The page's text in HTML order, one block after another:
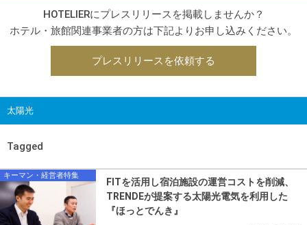
HOTELIERにプレスリリースを掲載しませんか？
ホテル・旅館関連事業者の方は下記よりお申し込みください。
プレスリリースを依頼する
太陽光
Tagged
キーマン・経営者特集
FITを活用し宿泊施設の運営コストを削減、
TRENDEが提案する太陽光電気を利用した
『ほっとでんき』